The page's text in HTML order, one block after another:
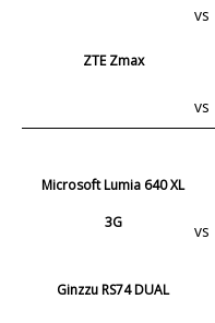
vs
ZTE Zmax
vs
Microsoft Lumia 640 XL
3G
vs
Ginzzu RS74 DUAL